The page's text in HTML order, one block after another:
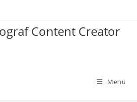
Content Creator
Menü